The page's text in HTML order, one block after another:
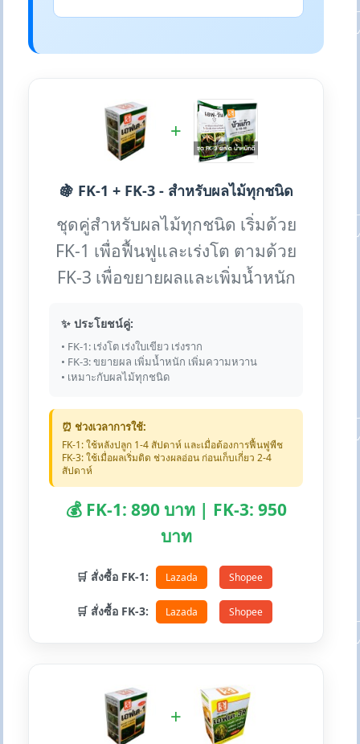
+
🍇 FK-1 + FK-3 - สำหรับผลไม้ทุกชนิด
ชุดคู่สำหรับผลไม้ทุกชนิด เริ่มด้วย
FK-1 เพื่อฟื้นฟูและเร่งโต ตามด้วย
FK-3 เพื่อขยายผลและเพิ่มน้ำหนัก
✨ ประโยชน์คู่:
• FK-1: เร่งโต เร่งใบเขียว เร่งราก
• FK-3: ขยายผล เพิ่มน้ำหนัก เพิ่มความหวาน
• เหมาะกับผลไม้ทุกชนิด
⏰ ช่วงเวลาการใช้:
FK-1: ใช้หลังปลูก 1-4 สัปดาห์ และเมื่อต้องการฟื้นฟูพืช
FK-3: ใช้เมื่อผลเริ่มติด ช่วงผลอ่อน ก่อนเก็บเกี่ยว 2-4
สัปดาห์
💰 FK-1: 890 บาท | FK-3: 950
บาท
🛒 สั่งซื้อ FK-1: Lazada Shopee
🛒 สั่งซื้อ FK-3: Lazada Shopee
+